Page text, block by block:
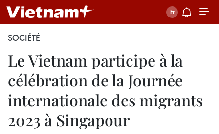
SOCIÉTÉ
Le Vietnam participe à la
célébration de la Journée
internationale des migrants
2023 à Singapour